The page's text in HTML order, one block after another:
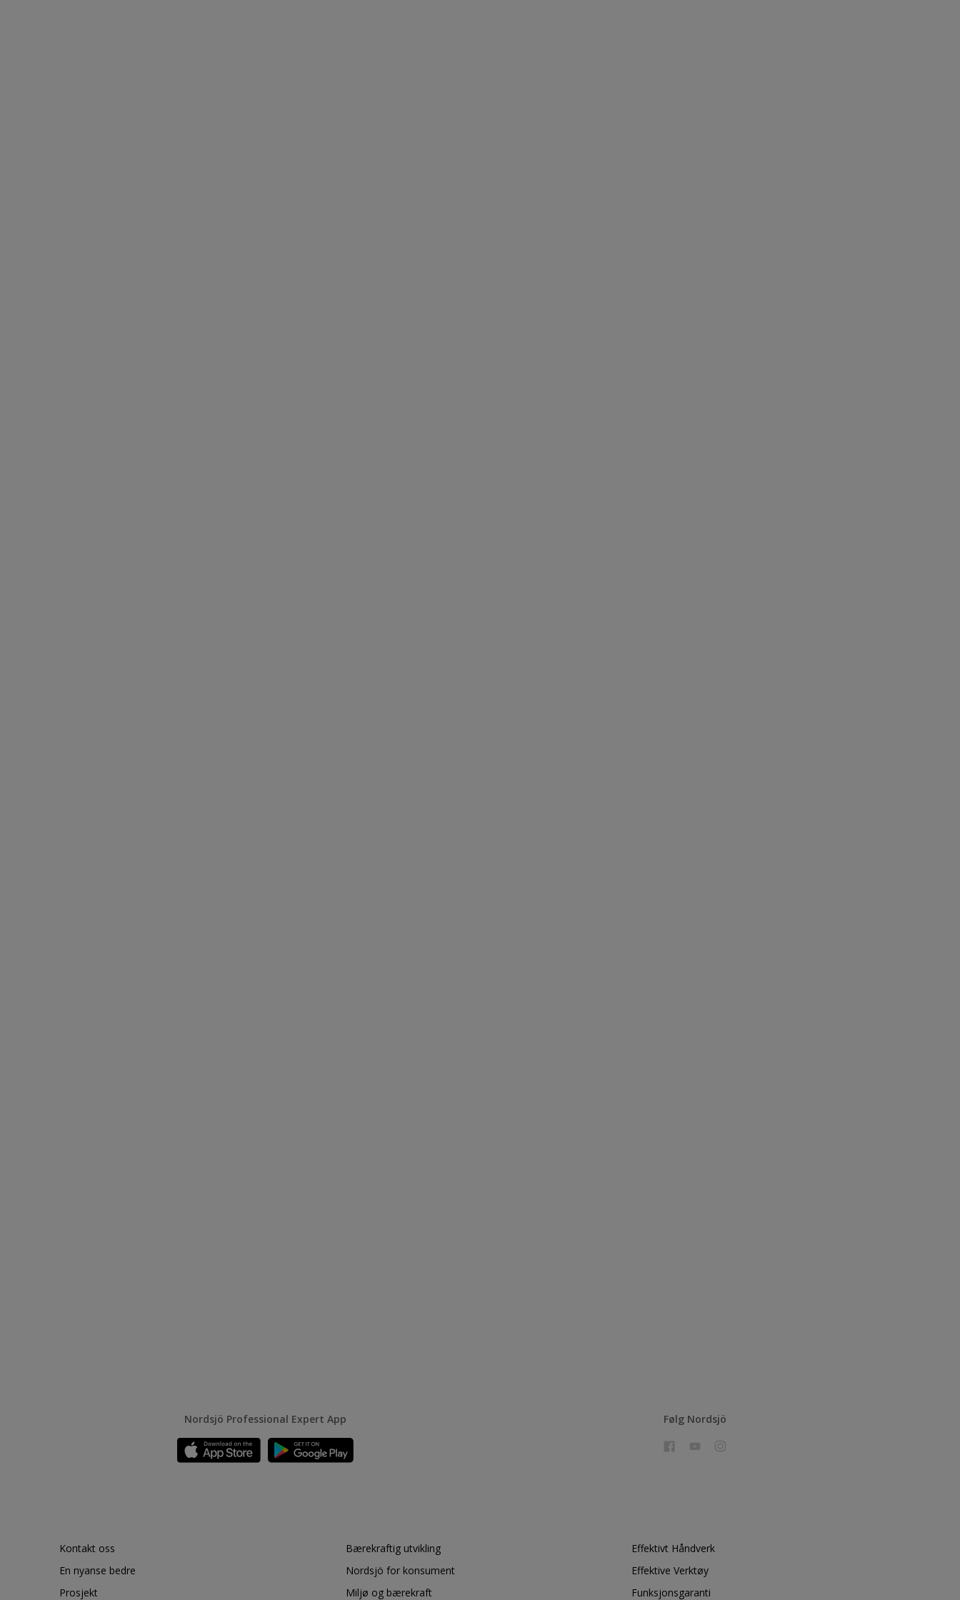
Nordsjö Professional Expert App Følg Nordsjö
Kontakt oss
En nyanse bedre
Prosjekt
Bærekraftig utvikling
Nordsjö for konsument
Miljø og bærekraft
Effektivt Håndverk
Effektive Verktøy
Funksjonsgaranti